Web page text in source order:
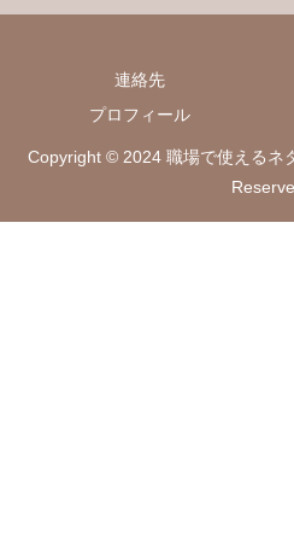
連絡先
プロフィール
Copyright © 2024 職場で使えるネ